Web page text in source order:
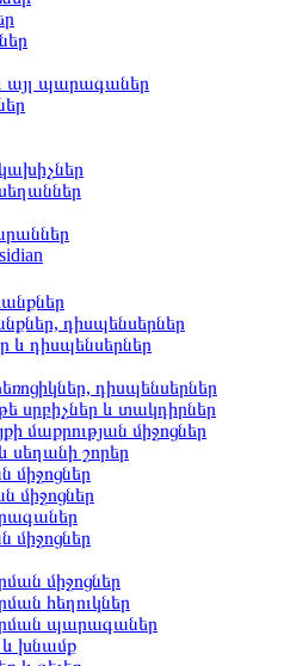
պարագաներ
դիսպենսերներ
և դիսպենսերներ
դիսպենսերներ
սրբիչներ և տակդիրներ
մաքրության միջոցներ
սեղանի շորեր
միջոցներ
միջոցներ
միջոցներ
հեղուկներ
պարագաներ
և խնամք